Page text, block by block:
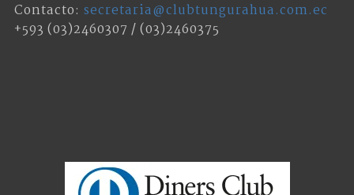
Contacto: secretaria@clubtungurahua.com.ec
+593 (03)2460307 / (03)2460375